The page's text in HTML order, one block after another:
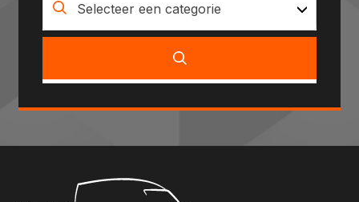
Selecteer een categorie